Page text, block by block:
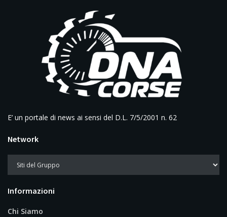
E’ un portale di news ai sensi del D.L. 7/5/2001 n. 62
Network
Informazioni
Chi Siamo